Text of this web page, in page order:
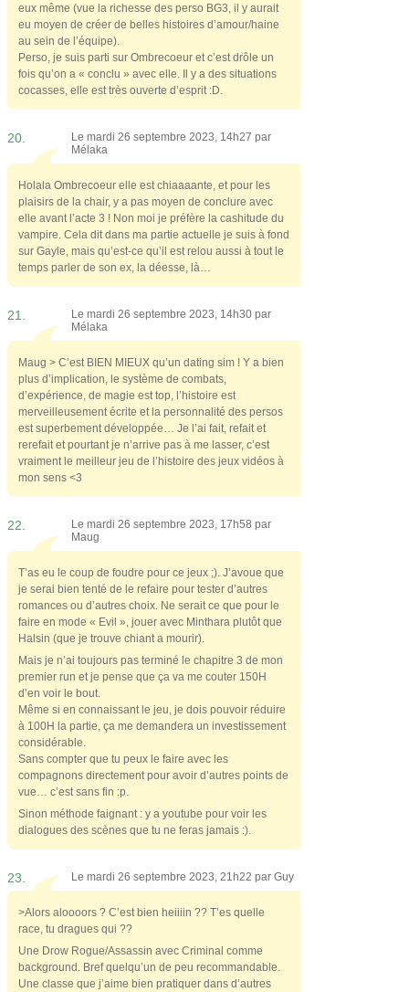
eux même (vue la richesse des perso BG3, il y aurait
eu moyen de créer de belles histoires d’amour/haine
au sein de l’équipe).
Perso, je suis parti sur Ombrecoeur et c’est drôle un
fois qu’on a « conclu » avec elle. Il y a des situations
cocasses, elle est très ouverte d’esprit :D.
20.
Le mardi 26 septembre 2023, 14h27 par
Mélaka
Holala Ombrecoeur elle est chiaaaante, et pour les
plaisirs de la chair, y a pas moyen de conclure avec
elle avant l’acte 3 ! Non moi je préfère la cashitude du
vampire. Cela dit dans ma partie actuelle je suis à fond
sur Gayle, mais qu’est-ce qu’il est relou aussi à tout le
temps parler de son ex, la déesse, là…
21.
Le mardi 26 septembre 2023, 14h30 par
Mélaka
Maug > C’est BIEN MIEUX qu’un dating sim ! Y a bien
plus d’implication, le système de combats,
d’expérience, de magie est top, l’histoire est
merveilleusement écrite et la personnalité des persos
est superbement développée… Je l’ai fait, refait et
rerefait et pourtant je n’arrive pas à me lasser, c’est
vraiment le meilleur jeu de l’histoire des jeux vidéos à
mon sens <3
22.
Le mardi 26 septembre 2023, 17h58 par
Maug
T’as eu le coup de foudre pour ce jeux ;). J’avoue que
je serai bien tenté de le refaire pour tester d’autres
romances ou d’autres choix. Ne serait ce que pour le
faire en mode « Evil », jouer avec Minthara plutôt que
Halsin (que je trouve chiant a mourir).
Mais je n’ai toujours pas terminé le chapitre 3 de mon
premier run et je pense que ça va me couter 150H
d’en voir le bout.
Même si en connaissant le jeu, je dois pouvoir réduire
à 100H la partie, ça me demandera un investissement
considérable.
Sans compter que tu peux le faire avec les
compagnons directement pour avoir d’autres points de
vue… c’est sans fin :p.
Sinon méthode faignant : y a youtube pour voir les
dialogues des scènes que tu ne feras jamais :).
23. Le mardi 26 septembre 2023, 21h22 par Guy
>Alors aloooors ? C’est bien heiiiin ?? T’es quelle
race, tu dragues qui ??
Une Drow Rogue/Assassin avec Criminal comme
background. Bref quelqu’un de peu recommandable.
Une classe que j’aime bien pratiquer dans d’autres